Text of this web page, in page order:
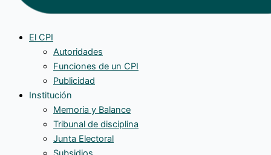
El CPI
Autoridades
Funciones de un CPI
Publicidad
Institución
Memoria y Balance
Tribunal de disciplina
Junta Electoral